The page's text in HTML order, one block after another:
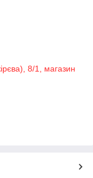
8/1, магазин